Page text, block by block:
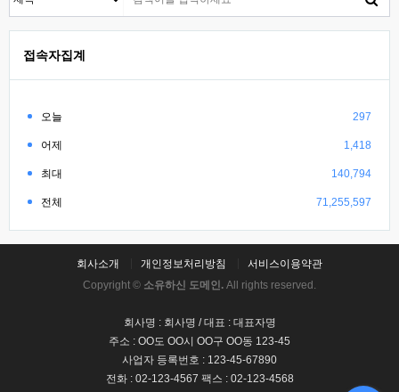
접속자집계
오늘 297
어제 1,418
최대 140,794
전체 71,255,597
회사소개 개인정보처리방침
서비스이용약관
Copyright © 소유하신 도메인. All rights reserved.
회사명 : 회사명 / 대표 : 대표자명
주소 : OO도 OO시 OO구 OO동 123-45
사업자 등록번호 : 123-45-67890
전화 : 02-123-4567 팩스 : 02-123-4568